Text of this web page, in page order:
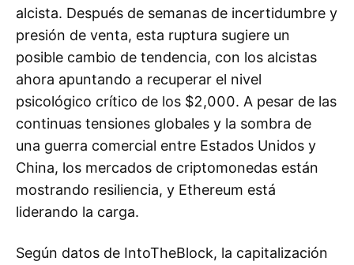
alcista. Después de semanas de incertidumbre y
presión de venta, esta ruptura sugiere un
posible cambio de tendencia, con los alcistas
ahora apuntando a recuperar el nivel
psicológico crítico de los $2,000. A pesar de las
continuas tensiones globales y la sombra de
una guerra comercial entre Estados Unidos y
China, los mercados de criptomonedas están
mostrando resiliencia, y Ethereum está
liderando la carga.
Según datos de IntoTheBlock, la capitalización